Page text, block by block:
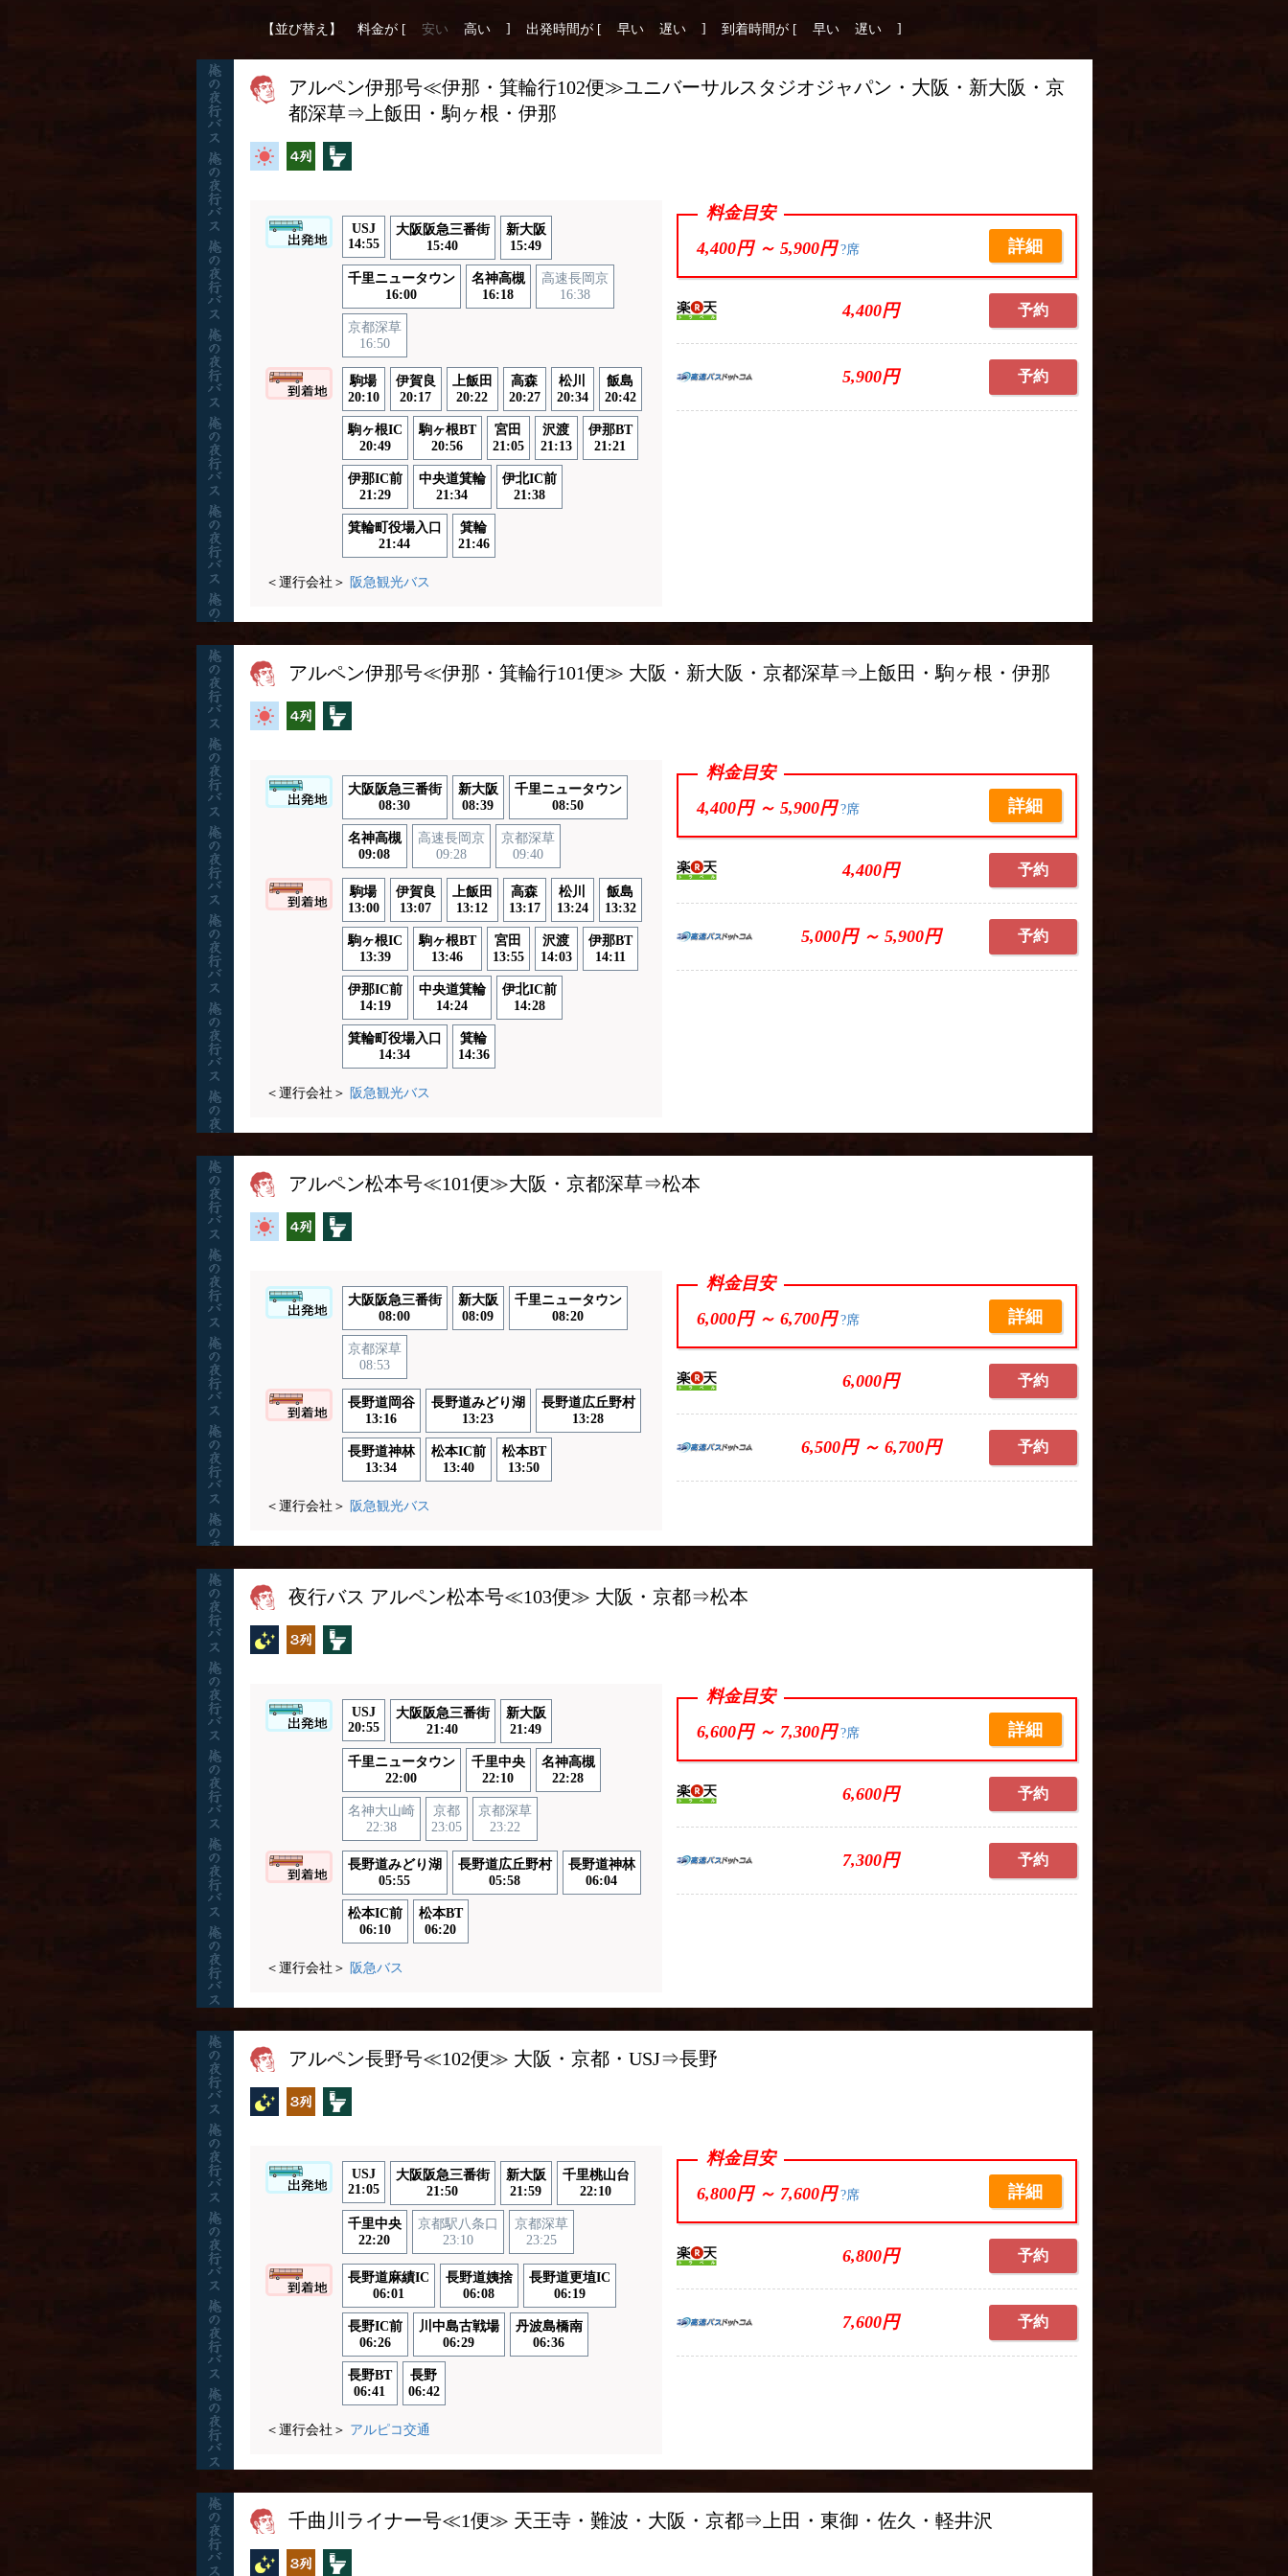
【並び替え】 料金が [ 安い 高い ] 出発時間が [ 早い 遅い ] 到着時間が [ 早い 遅い ]
アルペン伊那号≪伊那・箕輪行102便≫ユニバーサルスタジオジャパン・大阪・新大阪・京
都深草⇒上飯田・駒ヶ根・伊那
高速バス横4列
USJ
14:55
大阪阪急三番街
15:40
新大阪
15:49
千里ニュータウン
16:00
名神高槻
16:18
高速長岡京
16:38
京都深草
16:50
駒場
20:10
伊賀良
20:17
上飯田
20:22
高森
20:27
松川
20:34
飯島
20:42
駒ヶ根IC
20:49
駒ヶ根BT
20:56
宮田
21:05
沢渡
21:13
伊那BT
21:21
伊那IC前
21:29
中央道箕輪
21:34
伊北IC前
21:38
箕輪町役場入口
21:44
箕輪
21:46
＜運行会社＞ 阪急観光バス
料金目安
4,400円 ～ 5,900円?席 詳細
4,400円 予約
5,900円 予約
アルペン伊那号≪伊那・箕輪行101便≫ 大阪・新大阪・京都深草⇒上飯田・駒ヶ根・伊那
高速バス横4列
大阪阪急三番街
08:30
新大阪
08:39
千里ニュータウン
08:50
名神高槻
09:08
高速長岡京
09:28
京都深草
09:40
駒場
13:00
伊賀良
13:07
上飯田
13:12
高森
13:17
松川
13:24
飯島
13:32
駒ヶ根IC
13:39
駒ヶ根BT
13:46
宮田
13:55
沢渡
14:03
伊那BT
14:11
伊那IC前
14:19
中央道箕輪
14:24
伊北IC前
14:28
箕輪町役場入口
14:34
箕輪
14:36
＜運行会社＞ 阪急観光バス
料金目安
4,400円 ～ 5,900円?席 詳細
4,400円 予約
5,000円 ～ 5,900円 予約
アルペン松本号≪101便≫大阪・京都深草⇒松本
高速バス横4列
大阪阪急三番街
08:00
新大阪
08:09
千里ニュータウン
08:20
京都深草
08:53
長野道岡谷
13:16
長野道みどり湖
13:23
長野道広丘野村
13:28
長野道神林
13:34
松本IC前
13:40
松本BT
13:50
＜運行会社＞ 阪急観光バス
料金目安
6,000円 ～ 6,700円?席 詳細
6,000円 予約
6,500円 ～ 6,700円 予約
夜行バス アルペン松本号≪103便≫ 大阪・京都⇒松本
夜行バス独立3列
USJ
20:55
大阪阪急三番街
21:40
新大阪
21:49
千里ニュータウン
22:00
千里中央
22:10
名神高槻
22:28
名神大山崎
22:38
京都
23:05
京都深草
23:22
長野道みどり湖
05:55
長野道広丘野村
05:58
長野道神林
06:04
松本IC前
06:10
松本BT
06:20
＜運行会社＞ 阪急バス
料金目安
6,600円 ～ 7,300円?席 詳細
6,600円 予約
7,300円 予約
アルペン長野号≪102便≫ 大阪・京都・USJ⇒長野
夜行バス独立3列
USJ
21:05
大阪阪急三番街
21:50
新大阪
21:59
千里桃山台
22:10
千里中央
22:20
京都駅八条口
23:10
京都深草
23:25
長野道麻績IC
06:01
長野道姨捨
06:08
長野道更埴IC
06:19
長野IC前
06:26
川中島古戦場
06:29
丹波島橋南
06:36
長野BT
06:41
長野
06:42
＜運行会社＞ アルピコ交通
料金目安
6,800円 ～ 7,600円?席 詳細
6,800円 予約
7,600円 予約
千曲川ライナー号≪1便≫ 天王寺・難波・大阪・京都⇒上田・東御・佐久・軽井沢
夜行バス独立3列